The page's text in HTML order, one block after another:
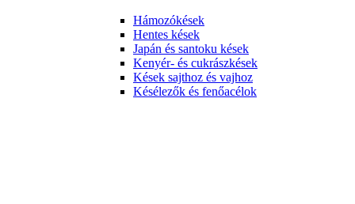
Hámozókések
Hentes kések
Japán és santoku kések
Kenyér- és cukrászkések
Kések sajthoz és vajhoz
Késélezők és fenőacélok